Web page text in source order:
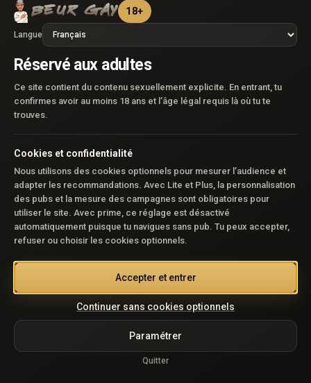
18+
Langue
Réservé aux adultes
Ce site contient du contenu sexuellement explicite. En entrant, tu
confirmes avoir au moins 18 ans et l’âge légal requis là où tu te
trouves.
Cookies et confidentialité
Nous utilisons des cookies optionnels pour mesurer l’audience et
adapter les recommandations. Avec Lite et Plus, la personnalisation
des pubs et la mesure des campagnes sont obligatoires pour
utiliser le site. Avec prime, ce réglage est désactivé
automatiquement puisque tu navigues sans pub. Tu peux accepter,
refuser ou choisir les cookies optionnels.
Accepter et entrer
Continuer sans cookies optionnels
Paramétrer
Quitter
►
Aucun Reel disponible